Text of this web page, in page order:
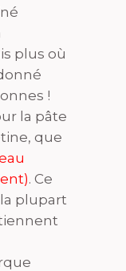
plus où
!
la pâte
que
. Ce
la plupart